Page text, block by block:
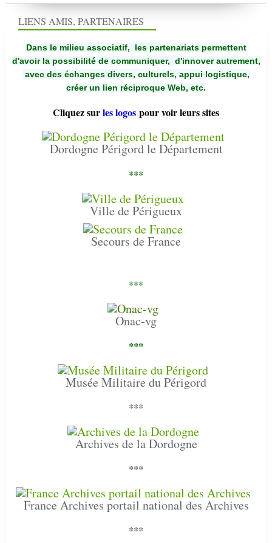
LIENS AMIS, PARTENAIRES
Dans le milieu associatif, les partenariats permettent
d'avoir la possibilité de communiquer, d'innover autrement,
avec des échanges divers, culturels, appui logistique,
créer un lien réciproque Web, etc.
Cliquez surles logos pour voir leurs sites
Dordogne Périgord le Département
***
Ville de Périgueux
Secours de France
***
Onac-vg
***
Musée Militaire du Périgord
***
Archives de la Dordogne
***
France Archives portail national des Archives
***